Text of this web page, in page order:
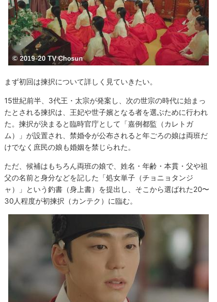
まず初回は揀択について詳しく見ていきたい。
15世紀前半、3代王・太宗が発案し、次の世宗の時代に始まっ
たとされる揀択は、王妃や世子嬪となる者を選ぶために行われ
た。揀択が決まると臨時官庁として「嘉例都監（カレトガ
ム）」が設置され、禁婚令が公布されると年ごろの娘は両班だ
けでなく庶民の娘も婚姻を禁じられた。
ただ、候補はもちろん両班の娘で、姓名・年齢・本貫・父や祖
父の名前と身分などを記した「処女単子（チョニョタンジ
ャ）」という釣書（身上書）を提出し、そこから選ばれた20〜
30人程度が初揀択（カンテク）に臨む。